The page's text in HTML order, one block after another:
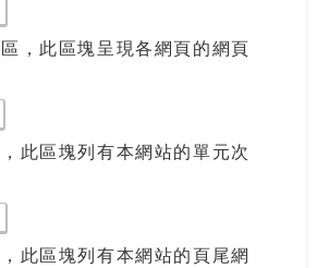
，此區塊呈現各網頁的網頁
此區塊列有本網站的單元次
此區塊列有本網站的頁尾網